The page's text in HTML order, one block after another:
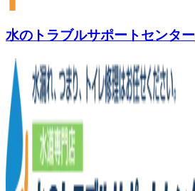
水のトラブルサポートセンター